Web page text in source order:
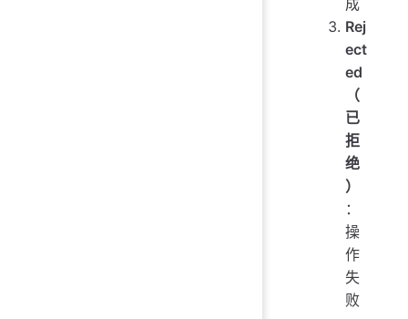
Rej
ect
ed
（
已
拒
绝
）
：
操
作
失
败